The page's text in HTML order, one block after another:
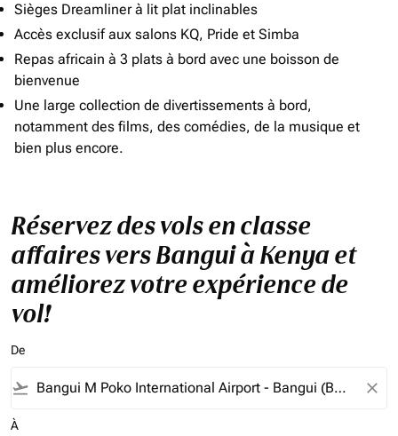
Sièges Dreamliner à lit plat inclinables
Accès exclusif aux salons KQ, Pride et Simba
Repas africain à 3 plats à bord avec une boisson de
bienvenue
Une large collection de divertissements à bord,
notamment des films, des comédies, de la musique et
bien plus encore.
Réservez des vols en classe
affaires vers Bangui à Kenya et
améliorez votre expérience de
vol!
De
flight_takeoff close
À